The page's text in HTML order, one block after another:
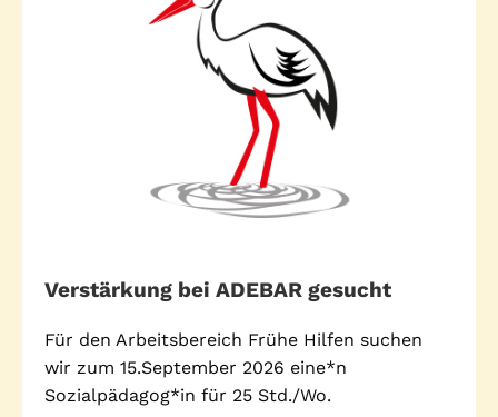
Jobs + Praktika
Förderer
Leseförderung
Ferienprogramm
Beratung +
Unterstützung
Stadtteil + Kultur
Verstärkung bei ADEBAR gesucht
Für den Arbeitsbereich Frühe Hilfen suchen
wir zum 15.September 2026 eine*n
Sozialpädagog*in für 25 Std./Wo.